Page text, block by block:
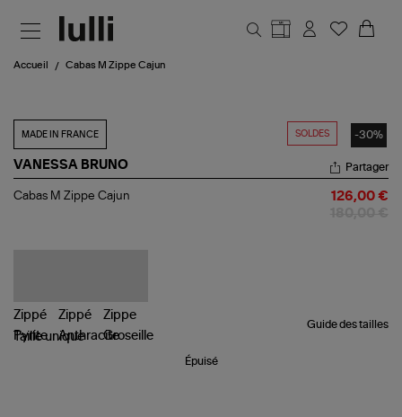
Accueil Cabas M Zippe Cajun
SOLDES -30%
MADE IN FRANCE
VANESSA BRUNO
Cabas
Partager
Cabas M Zippe Cajun 126,00 €
Guide des tailles
Tailleunique
Épuisé